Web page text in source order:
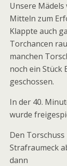
Unsere
Mitteln zum
Klappte auch
Torchancen
manchen
noch ein
geschossen.
In der 40.
wurde
Den
Strafraumeck
dann